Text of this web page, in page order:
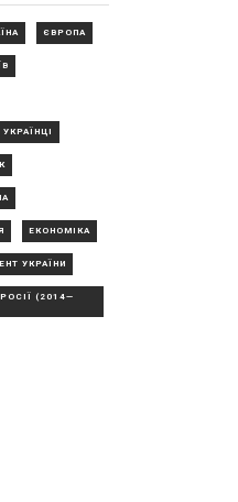
ЄВРОПА
УКРАЇНЦІ
ЕКОНОМІКА
УКРАЇНИ
(2014—